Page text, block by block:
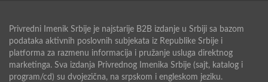
Privredni Imenik Srbije je najstarije B2B izdanje u Srbiji sa bazom
podataka aktivnih poslovnih subjekata iz Republike Srbije i
platforma za razmenu informacija i pružanje usluga direktnog
marketinga. Sva izdanja Privrednog Imenika Srbije (sajt, katalog i
program/cd) su dvojezična, na srpskom i engleskom jeziku.